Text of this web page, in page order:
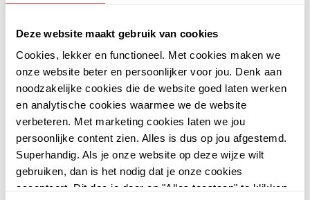
Deze website maakt gebruik van cookies
Cookies, lekker en functioneel. Met cookies maken we
onze website beter en persoonlijker voor jou. Denk aan
noodzakelijke cookies die de website goed laten werken
en analytische cookies waarmee we de website
verbeteren. Met marketing cookies laten we jou
persoonlijke content zien. Alles is dus op jou afgestemd.
Superhandig. Als je onze website op deze wijze wilt
gebruiken, dan is het nodig dat je onze cookies
accepteert. Dit doe je door op "Alles toestaan" te klikken.